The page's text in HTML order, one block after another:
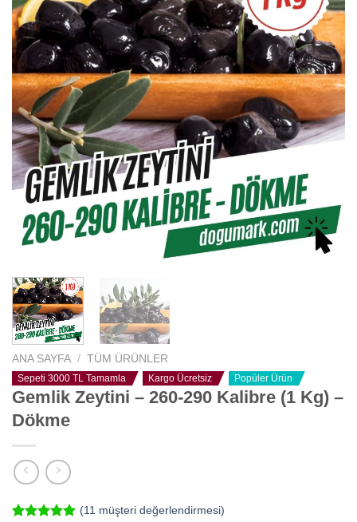
ANA SAYFA / TÜM ÜRÜNLER
Sepeti 3000 TL Tamamla Kargo Ücretsiz Popüler Ürün
Gemlik Zeytini – 260-290 Kalibre (1 Kg) –
Dökme
(11 müşteri değerlendirmesi)